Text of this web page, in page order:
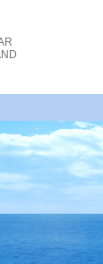
Venetië naar